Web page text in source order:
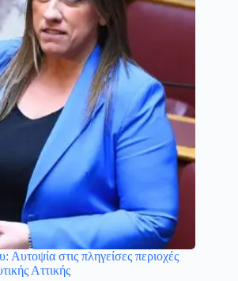
στις πληγείσες περιοχές
Αττικής